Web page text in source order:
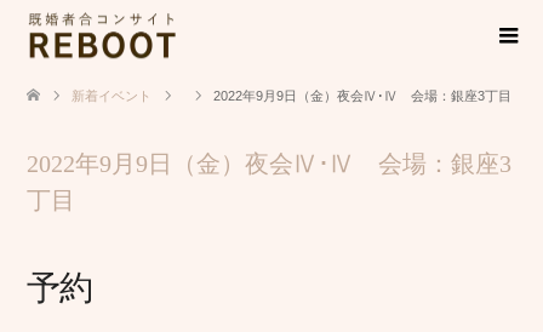
新着イベント 2022年9月9日（金）夜会Ⅳ･Ⅳ 会場：銀座3丁目
2022年9月9日（金）夜会Ⅳ･Ⅳ 会場：銀座3
丁目
予約